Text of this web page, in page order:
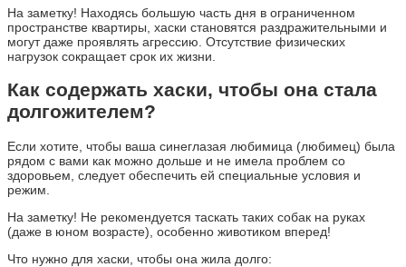
На заметку! Находясь большую часть дня в ограниченном
пространстве квартиры, хаски становятся раздражительными и
могут даже проявлять агрессию. Отсутствие физических
нагрузок сокращает срок их жизни.
Как содержать хаски, чтобы она стала
долгожителем?
Если хотите, чтобы ваша синеглазая любимица (любимец) была
рядом с вами как можно дольше и не имела проблем со
здоровьем, следует обеспечить ей специальные условия и
режим.
На заметку! Не рекомендуется таскать таких собак на руках
(даже в юном возрасте), особенно животиком вперед!
Что нужно для хаски, чтобы она жила долго: